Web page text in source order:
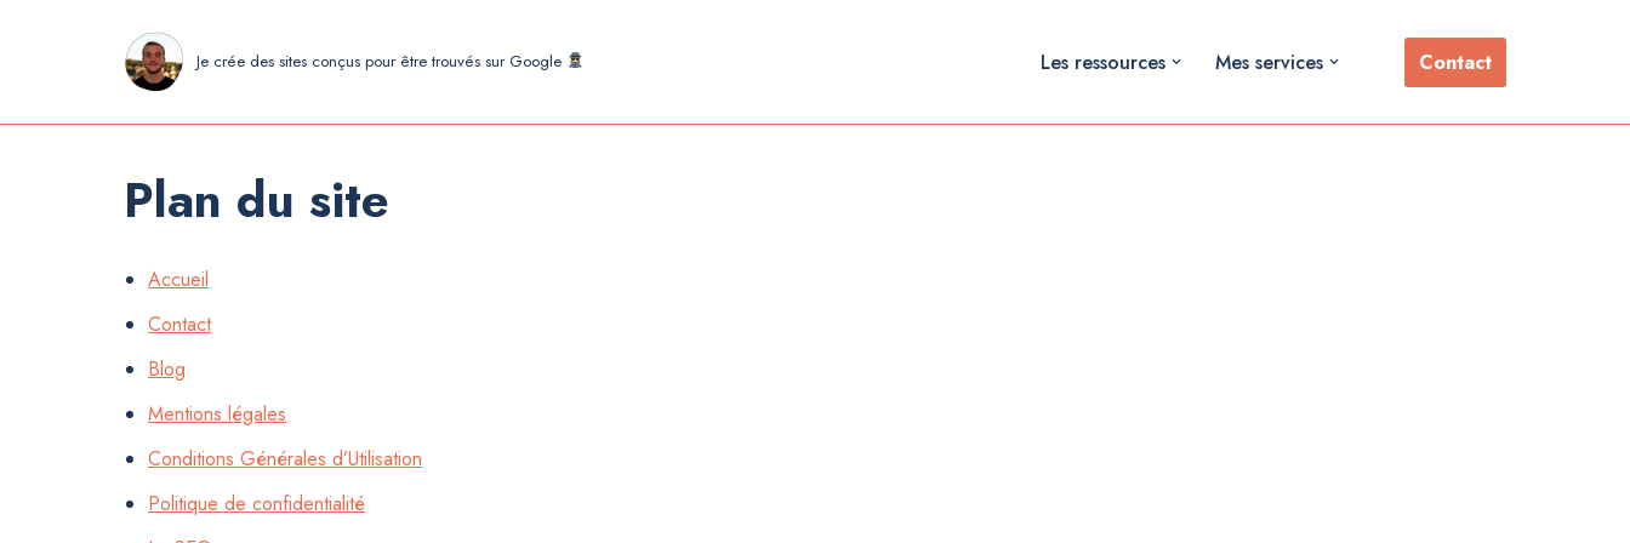
contenu
Je crée des sites conçus pour être trouvés sur Google Les ressources Mes services Contact
Plan du site
Accueil
Contact
Blog
Mentions légales
Conditions Générales d’Utilisation
Politique de confidentialité